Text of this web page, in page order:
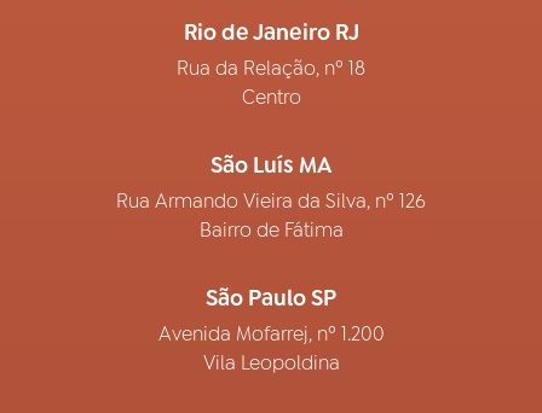
Rio de Janeiro RJ
Rua da Relação, nº 18
Centro
São Luís MA
Rua Armando Vieira da Silva, nº 126
Bairro de Fátima
São Paulo SP
Avenida Mofarrej, nº 1.200
Vila Leopoldina